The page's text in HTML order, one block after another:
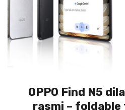
OPPO Find N5
rasmi –